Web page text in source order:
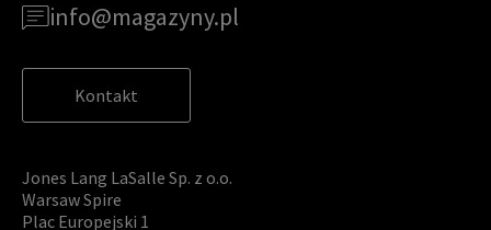
info@magazyny.pl
Kontakt
Jones Lang LaSalle Sp. z o.o.
Warsaw Spire
Plac Europejski 1